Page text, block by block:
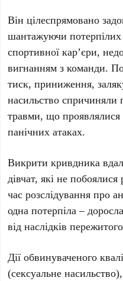
Він цілеспрямовано
шантажуючи
спортивної кар’єри,
вигнанням з команди.
тиск, приниження,
насильство спричиняли
травми, що проявлялися
панічних атаках.
Викрити кривдника
дівчат, які не
час розслідування про
одна потерпіла –
від наслідків
Дії обвинуваченого
(сексуальне